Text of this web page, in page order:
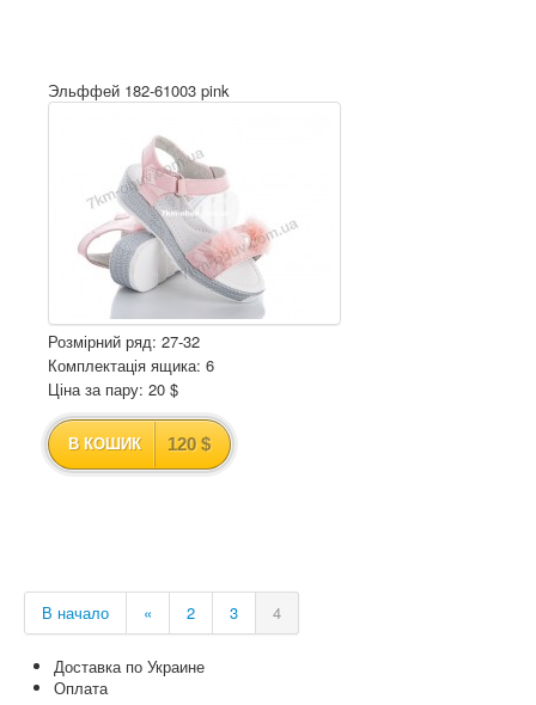
Эльффей 182-61003 pink
Розмірний ряд: 27-32
Комплектація ящика: 6
Ціна за пару: 20 $
В КОШИК 120 $
В начало « 2 3 4
Доставка по Украине
Оплата